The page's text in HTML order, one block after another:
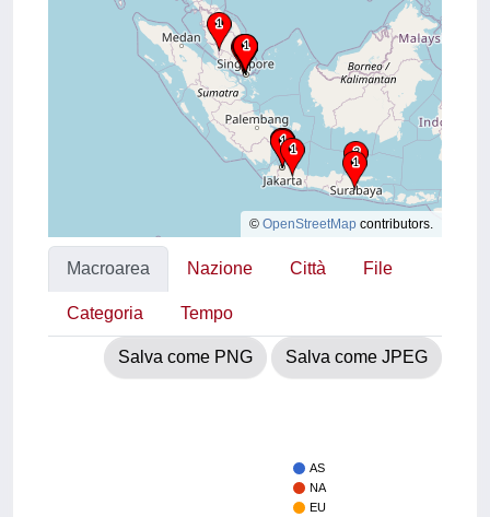
© OpenStreetMap contributors.
Macroarea Nazione Città File
Categoria Tempo
Salva come PNG Salva come JPEG
AS
NA
EU